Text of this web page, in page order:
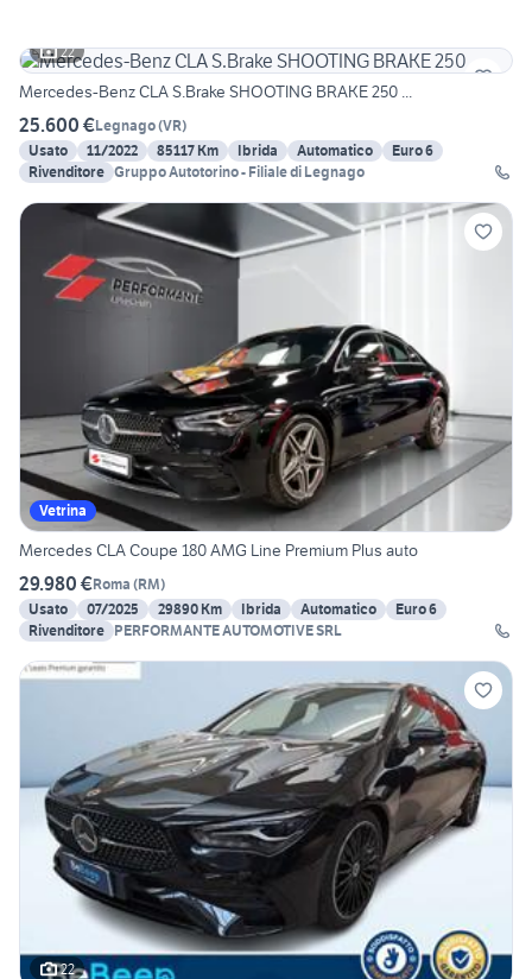
22
Mercedes-Benz CLA S.Brake SHOOTING BRAKE 250 ...
25.600 €Legnago(VR)
Usato
11/2022 85117 Km Ibrida Automatico
Euro 6
Rivenditore Gruppo Autotorino - Filiale di Legnago
Vetrina
Mercedes CLA Coupe 180 AMG Line Premium Plus auto
29.980 €Roma (RM)
Usato
07/2025 29890 Km Ibrida Automatico
Euro 6
Rivenditore PERFORMANTE AUTOMOTIVE SRL
22